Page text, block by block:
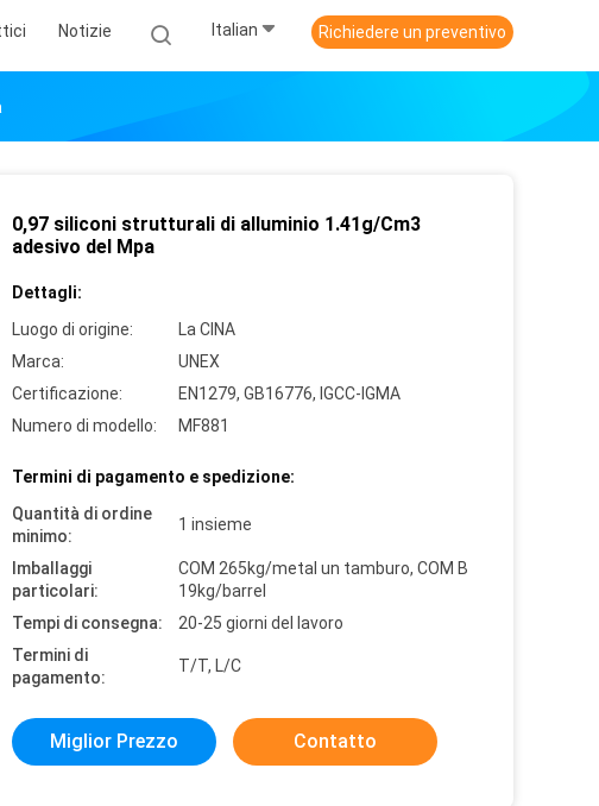
Notizie Italian Richiedere un preventivo
0,97 siliconi strutturali di alluminio 1.41g/Cm3
adesivo del Mpa
Dettagli:
Luogo di origine:
La CINA
Marca:
UNEX
Certificazione:
EN1279, GB16776, IGCC-IGMA
Numero di modello:
MF881
Termini di pagamento e spedizione:
Quantità di ordine
minimo:
1 insieme
Imballaggi
particolari:
COM 265kg/metal un tamburo, COM B
19kg/barrel
Tempi di consegna:
20-25 giorni del lavoro
Termini di
pagamento:
T/T, L/C
Miglior Prezzo Contatto